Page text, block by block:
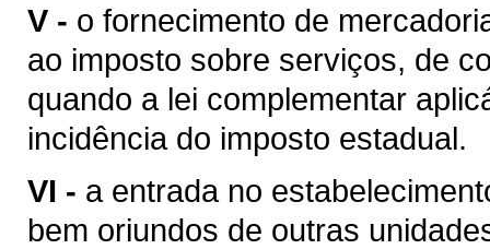
V - o fornecimento de
ao imposto sobre serviços, de
quando a lei complementar
incidência do imposto estadual.
VI - a entrada no
bem oriundos de outras